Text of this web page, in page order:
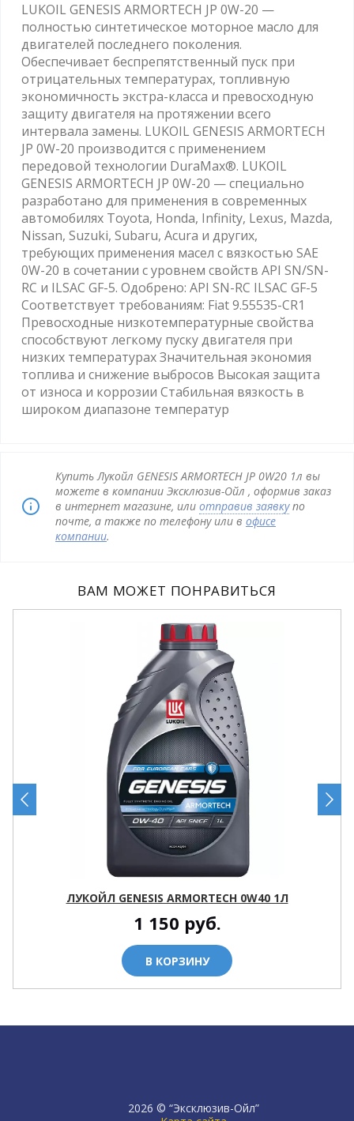
LUKOIL GENESIS ARMORTECH JP 0W-20 —
полностью синтетическое моторное масло для
двигателей последнего поколения.
Обеспечивает беспрепятственный пуск при
отрицательных температурах, топливную
экономичность экстра-класса и превосходную
защиту двигателя на протяжении всего
интервала замены. LUKOIL GENESIS ARMORTECH
JP 0W-20 производится с применением
передовой технологии DuraMax®. LUKOIL
GENESIS ARMORTECH JP 0W-20 — специально
разработано для применения в современных
автомобилях Toyota, Honda, Infinity, Lexus, Mazda,
Nissan, Suzuki, Subaru, Acura и других,
требующих применения масел с вязкостью SAE
0W-20 в сочетании с уровнем свойств API SN/SN-
RC и ILSAC GF-5. Одобрено: API SN-RC ILSAC GF-5
Соответствует требованиям: Fiat 9.55535-CR1
Превосходные низкотемпературные свойства
способствуют легкому пуску двигателя при
низких температурах Значительная экономия
топлива и снижение выбросов Высокая защита
от износа и коррозии Стабильная вязкость в
широком диапазоне температур
Купить Лукойл GENESIS ARMORTECH JP 0W20 1л вы
можете в компании Эксклюзив-Ойл , оформив заказ
в интернет магазине, или отправив заявкупо
почте, а также по телефону или в офисе
компании.
ВАМ МОЖЕТ ПОНРАВИТЬСЯ
ЛУКОЙЛ GENESIS ARMORTECH 0W40 1Л
1 150 руб.
В КОРЗИНУ
2026 © “Эксклюзив-Ойл”